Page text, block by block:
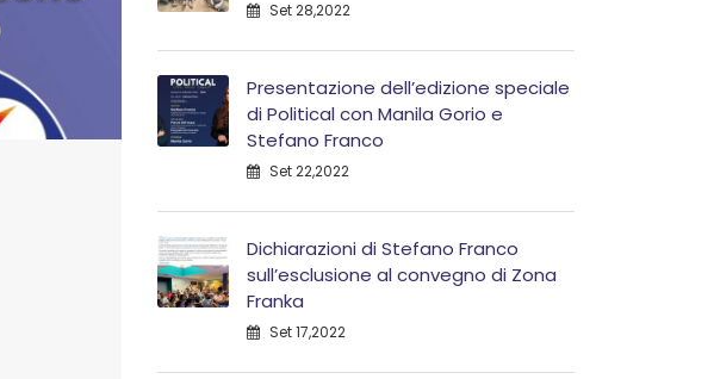
Set 28,2022
Presentazione dell’edizione speciale
di Political con Manila Gorio e
Stefano Franco
Set 22,2022
Dichiarazioni di Stefano Franco
sull’esclusione al convegno di Zona
Franka
Set 17,2022